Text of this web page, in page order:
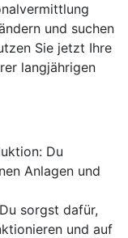
und suchen
Sie jetzt Ihre
langjährigen
Du
Anlagen und
sorgst dafür,
und auf